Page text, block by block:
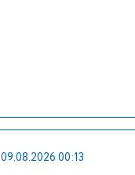
09.08.2026 00:13